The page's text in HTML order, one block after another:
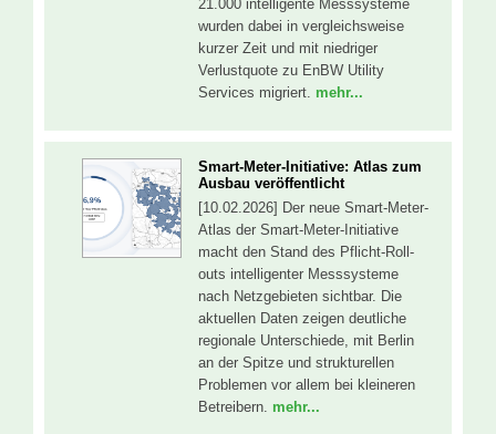
21.000 intelligente Messsysteme
wurden dabei in vergleichsweise
kurzer Zeit und mit niedriger
Verlustquote zu EnBW Utility
Services migriert. mehr...
Smart-Meter-Initiative: Atlas zum
Ausbau veröffentlicht
[10.02.2026] Der neue Smart-Meter-
Atlas der Smart-Meter-Initiative
macht den Stand des Pflicht-Roll-
outs intelligenter Messsysteme
nach Netzgebieten sichtbar. Die
aktuellen Daten zeigen deutliche
regionale Unterschiede, mit Berlin
an der Spitze und strukturellen
Problemen vor allem bei kleineren
Betreibern. mehr...